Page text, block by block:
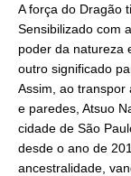
A força do Dragão
Sensibilizado com
poder da natureza
outro significado
Assim, ao transpor
e paredes, Atsuo
cidade de São
desde o ano de
ancestralidade,